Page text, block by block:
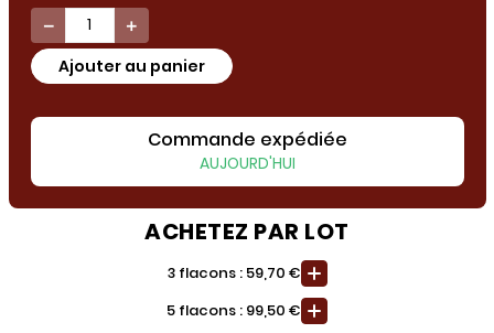
 
Ajouter au panier
Commande expédiée
AUJOURD'HUI
ACHETEZ PAR LOT
3 flacons : 59,70 €
5 flacons : 99,50 €